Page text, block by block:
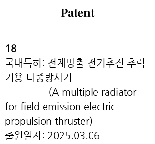
Patent
18
국내특허: 전계방출 전기추진 추력
기용 다중방사기
(A multiple radiator
for field emission electric
propulsion thruster)
출원일자: 2025.03.06